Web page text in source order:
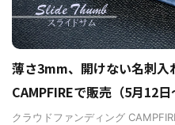
薄さ3mm、開けない名刺入
CAMPFIREで販売（5月12日
クラウドファンディング